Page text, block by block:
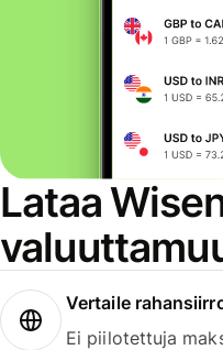
Lataa
Vertaile
Ei piilotettuja